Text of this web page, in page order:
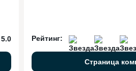
5.0 Рейтинг:
Страница